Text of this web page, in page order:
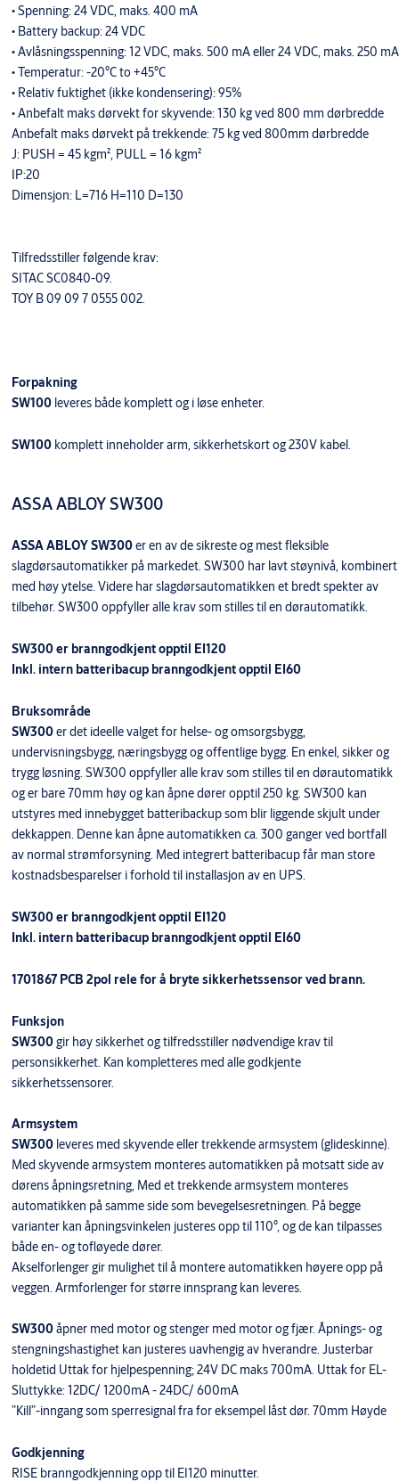
• Spenning: 24 VDC, maks. 400 mA
• Battery backup: 24 VDC
• Avlåsningsspenning: 12 VDC, maks. 500 mA eller 24 VDC, maks. 250 mA
• Temperatur: -20°C to +45°C
• Relativ fuktighet (ikke kondensering): 95%
• Anbefalt maks dørvekt for skyvende: 130 kg ved 800 mm dørbredde
Anbefalt maks dørvekt på trekkende: 75 kg ved 800mm dørbredde
J: PUSH = 45 kgm², PULL = 16 kgm²
IP:20
Dimensjon: L=716 H=110 D=130
Tilfredsstiller følgende krav:
SITAC SC0840-09.
TOY B 09 09 7 0555 002.
Forpakning
SW100leveres både komplett og i løse enheter.
SW100komplett inneholder arm, sikkerhetskort og 230V kabel.
ASSA ABLOY SW300
ASSA ABLOY SW300er en av de sikreste og mest fleksible
slagdørsautomatikker på markedet. SW300 har lavt støynivå, kombinert
med høy ytelse. Videre har slagdørsautomatikken et bredt spekter av
tilbehør. SW300 oppfyller alle krav som stilles til en dørautomatikk.
SW300 er branngodkjent opptil EI120
Inkl. intern batteribacup branngodkjent opptil EI60
Bruksområde
SW300er det ideelle valget for helse- og omsorgsbygg,
undervisningsbygg, næringsbygg og offentlige bygg. En enkel, sikker og
trygg løsning. SW300 oppfyller alle krav som stilles til en dørautomatikk
og er bare 70mm høy og kan åpne dører opptil 250 kg. SW300 kan
utstyres med innebygget batteribackup som blir liggende skjult under
dekkappen. Denne kan åpne automatikken ca. 300 ganger ved bortfall
av normal strømforsyning. Med integrert batteribacup får man store
kostnadsbesparelser i forhold til installasjon av en UPS.
SW300 er branngodkjent opptil EI120
Inkl. intern batteribacup branngodkjent opptil EI60
1701867 PCB 2pol rele for å bryte sikkerhetssensor ved brann.
Funksjon
SW300gir høy sikkerhet og tilfredsstiller nødvendige krav til
personsikkerhet. Kan kompletteres med alle godkjente
sikkerhetssensorer.
Armsystem
SW300leveres med skyvende eller trekkende armsystem (glideskinne).
Med skyvende armsystem monteres automatikken på motsatt side av
dørens åpningsretning, Med et trekkende armsystem monteres
automatikken på samme side som bevegelsesretningen. På begge
varianter kan åpningsvinkelen justeres opp til 110°, og de kan tilpasses
både en- og tofløyede dører.
Akselforlenger gir mulighet til å montere automatikken høyere opp på
veggen. Armforlenger for større innsprang kan leveres.
SW300åpner med motor og stenger med motor og fjær. Åpnings- og
stengningshastighet kan justeres uavhengig av hverandre. Justerbar
holdetid Uttak for hjelpespenning; 24V DC maks 700mA. Uttak for EL-
Sluttykke: 12DC/ 1200mA - 24DC/ 600mA
”Kill”-inngang som sperresignal fra for eksempel låst dør. 70mm Høyde
Godkjenning
RISE branngodkjenning opp til EI120 minutter.